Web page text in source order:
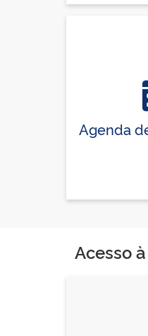
Agenda
Acesso